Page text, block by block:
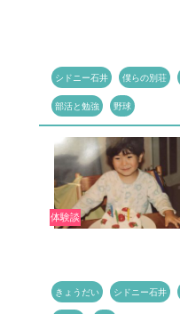
シドニー石井 僕らの別荘
部活と勉強 野球
体験談
きょうだい シドニー石井